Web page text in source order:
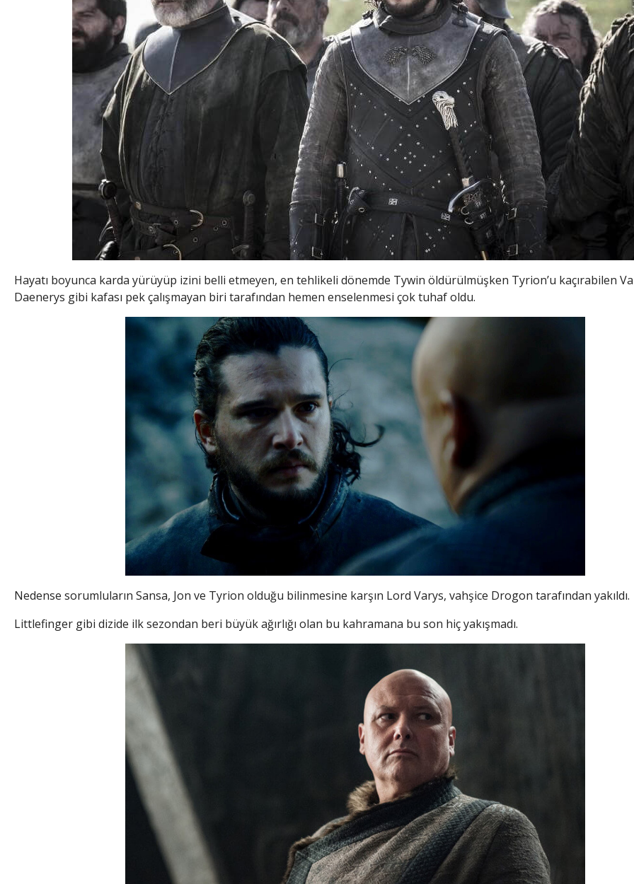
Hayatı boyunca karda yürüyüp izini belli etmeyen, en tehlikeli dönemde Tywin öldürülmüşken Tyrion’u kaçırabilen
Daenerys gibi kafası pek çalışmayan biri tarafından hemen enselenmesi çok tuhaf oldu.
Nedense sorumluların Sansa, Jon ve Tyrion olduğu bilinmesine karşın Lord Varys, vahşice Drogon tarafından yakıldı.
Littlefinger gibi dizide ilk sezondan beri büyük ağırlığı olan bu kahramana bu son hiç yakışmadı.